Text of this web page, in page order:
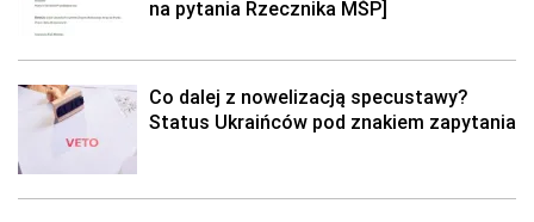
na pytania Rzecznika MŚP]
Co dalej z nowelizacją specustawy?
Status Ukraińców pod znakiem zapytania